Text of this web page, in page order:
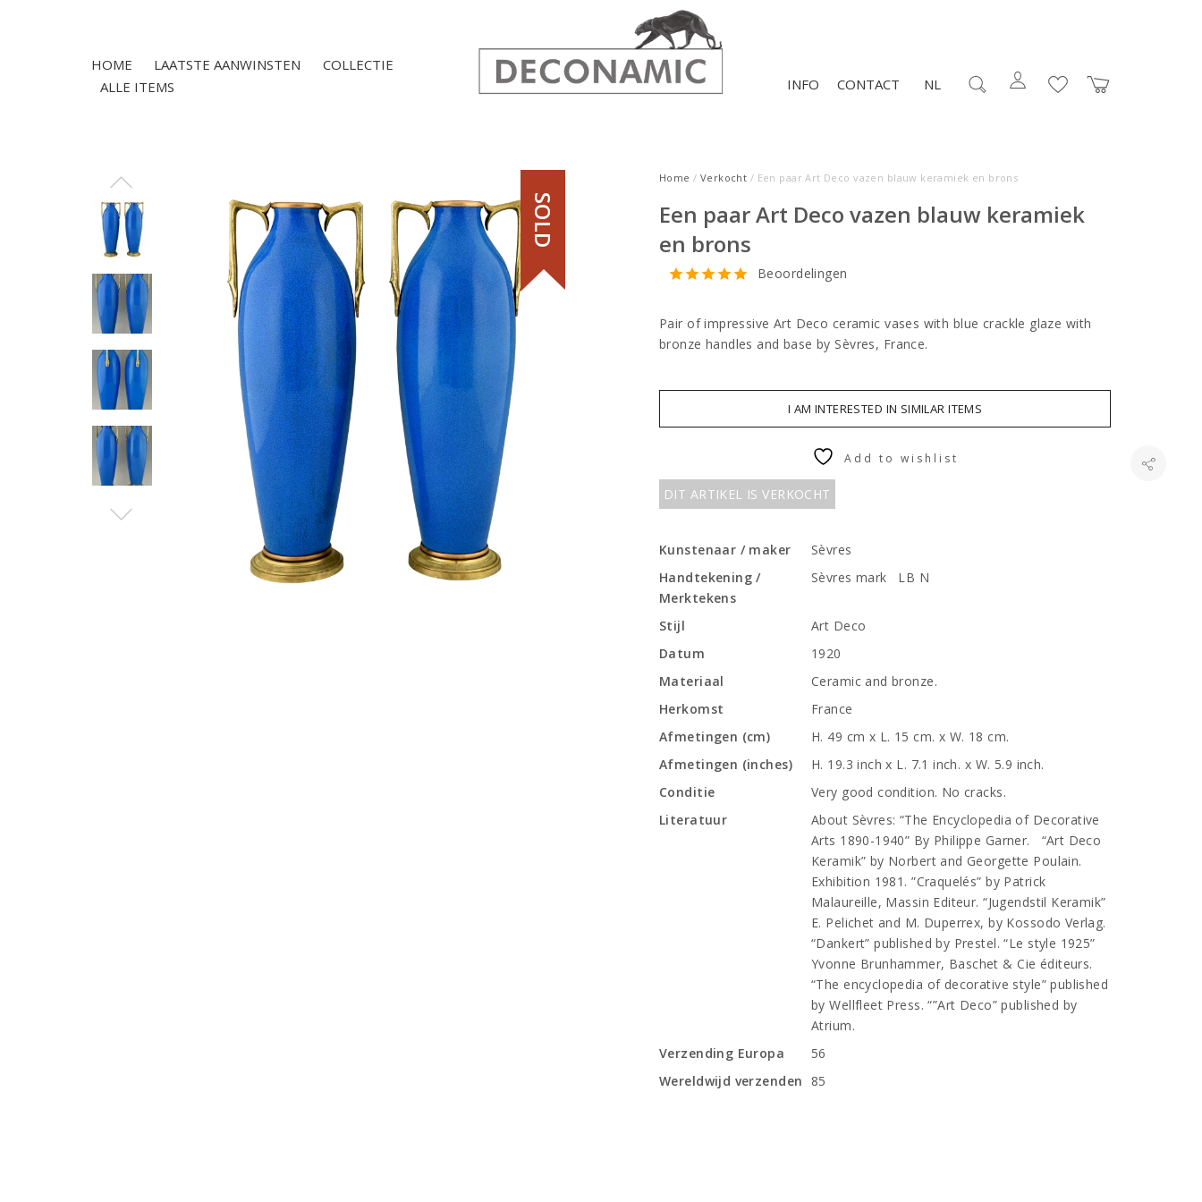
HOME LAATSTE AANWINSTEN
COLLECTIE
ALLE ITEMS
CONTACT
INFO NL
SOLD
Home / Verkocht / Een paar Art Deco vazen blauw keramiek en brons
Een paar Art Deco vazen blauw keramiek
en brons
Beoordelingen
Pair of impressive Art Deco ceramic vases with blue crackle glaze with
bronze handles and base by Sèvres, France.
I AM INTERESTED IN SIMILAR ITEMS
DIT ARTIKEL IS VERKOCHT
Add to wishlist
Kunstenaar / maker
Sèvres
Handtekening /
Merktekens
Sèvres mark LB N
Stijl
Art Deco
Datum
1920
Materiaal
Ceramic and bronze.
Herkomst
France
Afmetingen (cm)
H. 49 cm x L. 15 cm. x W. 18 cm.
Afmetingen (inches)
H. 19.3 inch x L. 7.1 inch. x W. 5.9 inch.
Conditie
Very good condition. No cracks.
Literatuur
About Sèvres: “The Encyclopedia of Decorative
Arts 1890-1940” By Philippe Garner. “Art Deco
Keramik” by Norbert and Georgette Poulain.
Exhibition 1981. ”Craquelés” by Patrick
Malaureille, Massin Editeur. “Jugendstil Keramik”
E. Pelichet and M. Duperrex, by Kossodo Verlag.
“Dankert” published by Prestel. “Le style 1925”
Yvonne Brunhammer, Baschet & Cie éditeurs.
“The encyclopedia of decorative style” published
by Wellfleet Press. “”Art Deco” published by
Atrium.
Verzending Europa
56
Wereldwijd verzenden
85